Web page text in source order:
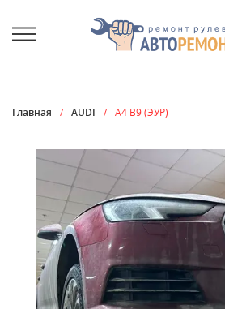
Главная / AUDI / A4 B9 (ЭУР)